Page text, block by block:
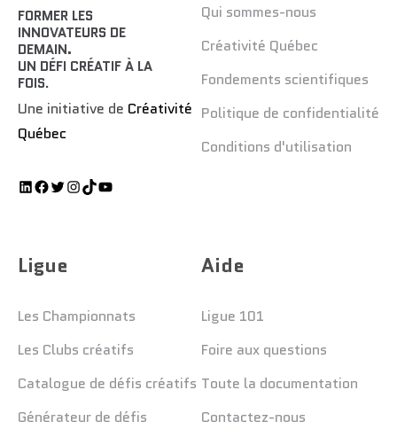
FORMER LES
INNOVATEURS DE
DEMAIN.
UN DÉFI CRÉATIF À LA
FOIS.
Une initiative de Créativité
Québec
Qui sommes-nous
Créativité Québec
Fondements scientifiques
Politique de confidentialité
Conditions d'utilisation
Ligue
Les Championnats
Les Clubs créatifs
Catalogue de défis créatifs
Générateur de défis
Aide
Ligue 101
Foire aux questions
Toute la documentation
Contactez-nous